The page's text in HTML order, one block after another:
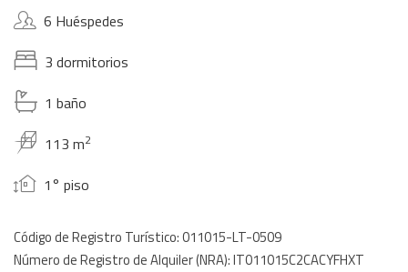
6 Huéspedes
3 dormitorios
1 baño
113 m2
1° piso
Código de Registro Turístico: 011015-LT-0509
Número de Registro de Alquiler (NRA): IT011015C2CACYFHXT